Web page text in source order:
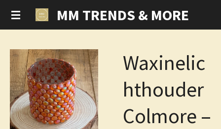
Ga
direct
hoofdinhoud
MM TRENDS & MORE
Waxinelic
hthouder
Colmore –